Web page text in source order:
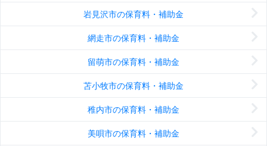
岩見沢市の保育料・補助金
網走市の保育料・補助金
留萌市の保育料・補助金
苫小牧市の保育料・補助金
稚内市の保育料・補助金
美唄市の保育料・補助金